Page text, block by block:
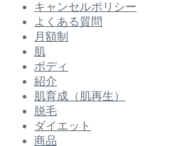
キャンセルポリシー
よくある質問
月額制
肌
ボディ
紹介
肌育成（肌再生）
脱毛
ダイエット
商品